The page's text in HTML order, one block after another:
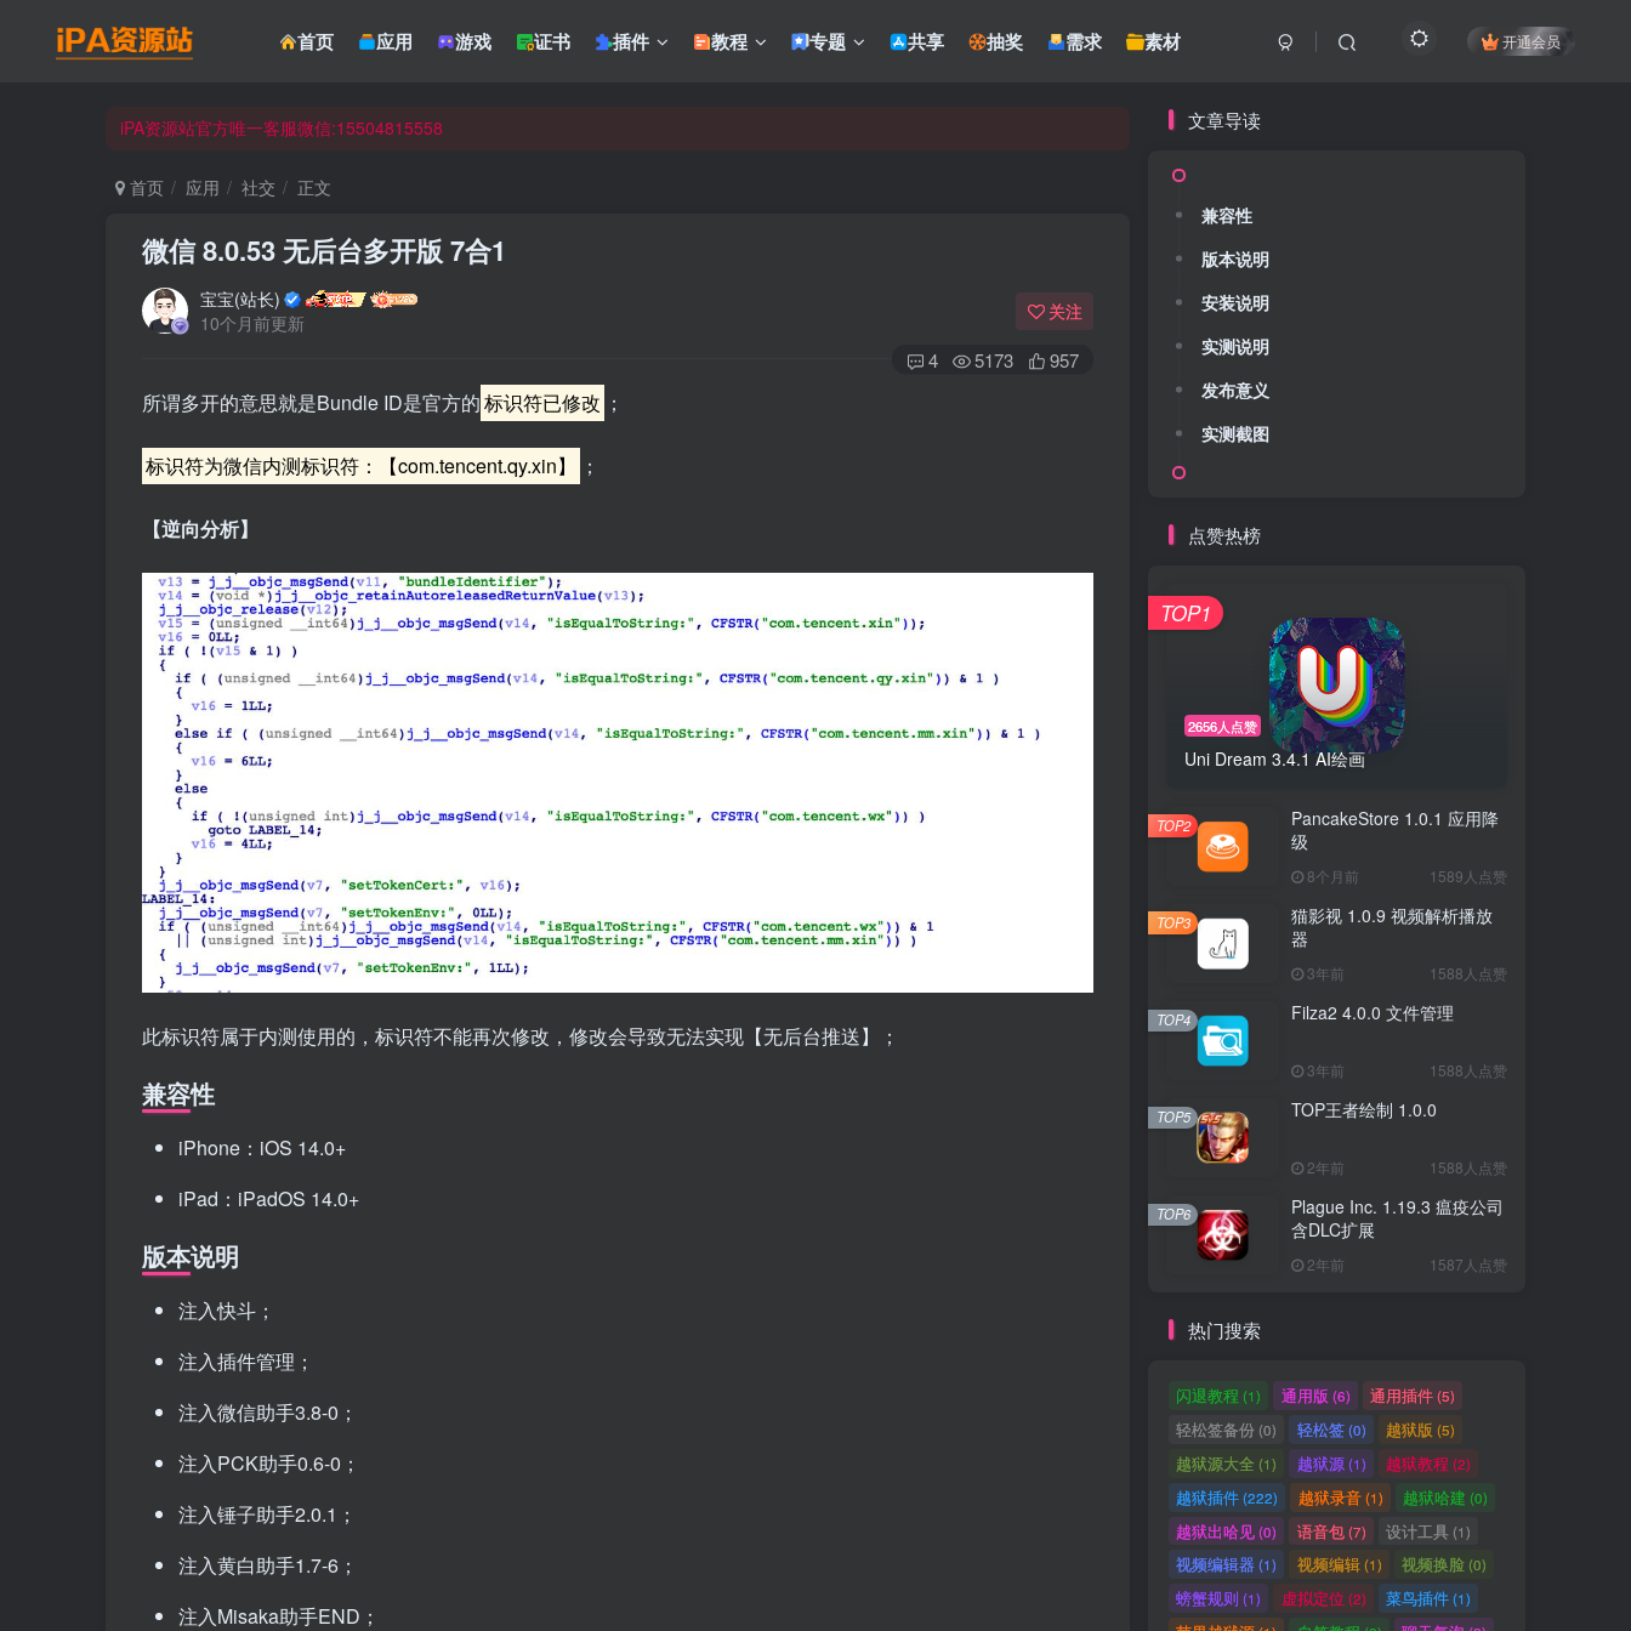
首页 应用 游戏 证书 插件 教程 专题 共享 抽奖 需求 素材 开通会员
iPA资源站官方唯一客服微信:15504815558
iPA资源站官方唯一客服微信:15504815558
首页 应用 社交 正文
微信 8.0.53 无后台多开版 7合1
宝宝(站长)
10个月前更新
关注
4 5173 957
所谓多开的意思就是Bundle ID是官方的标识符已修改 ；
标识符为微信内测标识符：【com.tencent.qy.xin】 ；
【逆向分析】
此标识符属于内测使用的，标识符不能再次修改，修改会导致无法实现【无后台推送】；
兼容性
iPhone：iOS 14.0+
iPad：iPadOS 14.0+
版本说明
注入快斗；
注入插件管理；
注入微信助手3.8-0；
注入PCK助手0.6-0；
注入锤子助手2.0.1；
注入黄白助手1.7-6；
注入Misaka助手END；
文章导读
兼容性
版本说明
安装说明
实测说明
发布意义
实测截图
点赞热榜
2656人点赞
Uni Dream 3.4.1 AI绘画
TOP1
PancakeStore 1.0.1 应用降
级
8个月前 1589人点赞
TOP2
猫影视 1.0.9 视频解析播放
器
3年前 1588人点赞
TOP3
Filza2 4.0.0 文件管理
3年前 1588人点赞
TOP4
TOP王者绘制 1.0.0
2年前 1588人点赞
TOP5
Plague Inc. 1.19.3 瘟疫公司
含DLC扩展
2年前 1587人点赞
TOP6
热门搜索
闪退教程 (1) 通用版 (6) 通用插件(5)
轻松签备份 (0) 轻松签(0) 越狱版 (5)
越狱源大全 (1) 越狱源(1) 越狱教程 (2)
越狱插件(222) 越狱录音(1) 越狱哈建 (0)
越狱出哈见(0) 语音包(7) 设计工具(1)
视频编辑器(1) 视频编辑(1) 视频换脸(0)
螃蟹规则(1) 虚拟定位 (2) 菜鸟插件(1)